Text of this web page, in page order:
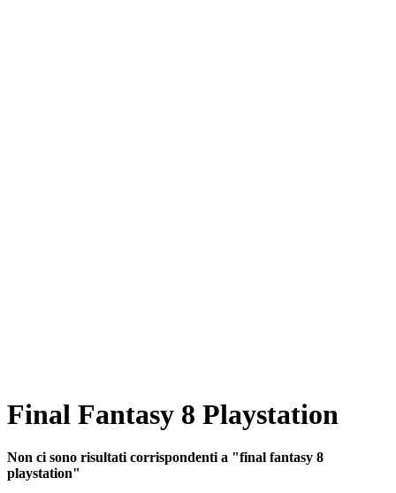
Final Fantasy 8 Playstation
Non ci sono risultati corrispondenti a "final fantasy 8
playstation"